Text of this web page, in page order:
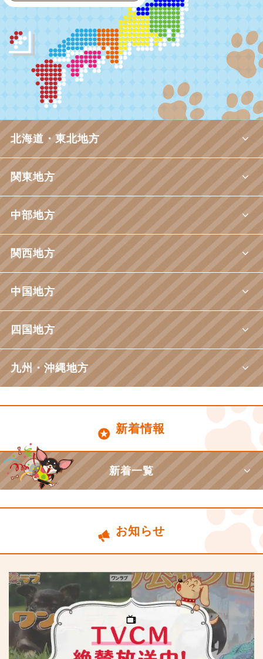
北海道・東北地方
関東地方
中部地方
関西地方
中国地方
四国地方
九州・沖縄地方
新着情報
新着一覧
お知らせ